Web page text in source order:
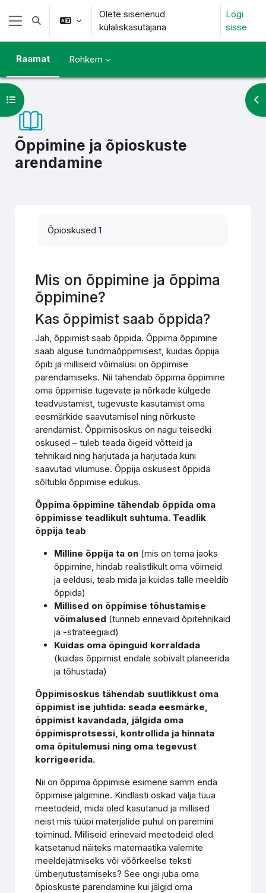
Jäta vahele peasisuni
Küljepaneel
Lülitab otsingu sisendi
Olete sisenenud
külaliskasutajana
Logi
sisse
Raamat Rohkem
Õppimine ja õpioskuste
arendamine
Ava kursuse sisukord
Õpioskused 1
Mis on õppimine ja õppima
õppimine?
Kas õppimist saab õppida?
Jah, õppimist saab õppida. Õppima õppimine
saab alguse tundmaõppimisest, kuidas õppija
õpib ja milliseid võimalusi on õppimise
parendamiseks. Nii tähendab õppima õppimine
oma õppimise tugevate ja nõrkade külgede
teadvustamist, tugevuste kasutamist oma
eesmärkide saavutamisel ning nõrkuste
arendamist. Õppimisoskus on nagu teisedki
oskused – tuleb teada õigeid võtteid ja
tehnikaid ning harjutada ja harjutada kuni
saavutad vilumuse. Õppija oskusest õppida
sõltubki õppimise edukus.
Õppima õppimine tähendab õppida oma
õppimisse teadlikult suhtuma. Teadlik
õppija teab
Milline õppija ta on (mis on tema jaoks
õppimine, hindab realistlikult oma võimeid
ja eeldusi, teab mida ja kuidas talle meeldib
õppida)
Millised on õppimise tõhustamise
võimalused (tunneb erinevaid õpitehnikaid
ja -strateegiaid)
Kuidas oma õpinguid korraldada
(kuidas õppimist endale sobivalt planeerida
ja tõhustada)
Õppimisoskus tähendab suutlikkust oma
õppimist ise juhtida: seada eesmärke,
õppimist kavandada, jälgida oma
õppimisprotsessi, kontrollida ja hinnata
oma õpitulemusi ning oma tegevust
korrigeerida.
Nii on õppima õppimise esimene samm enda
õppimise jälgimine. Kindlasti oskad välja tuua
meetodeid, mida oled kasutanud ja millised
neist mis tüüpi materjalide puhul on paremini
toiminud. Milliseid erinevaid meetodeid oled
katsetanud näiteks matemaatika valemite
meeldejätmiseks või võõrkeelse teksti
ümberjutustamiseks? See ongi juba oma
õpioskuste parendamine kui jälgid oma